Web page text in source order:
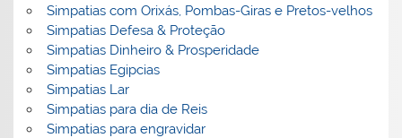
Simpatias com Orixás, Pombas-Giras e Pretos-velhos
Simpatias Defesa & Proteção
Simpatias Dinheiro & Prosperidade
Simpatias Egipcias
Simpatias Lar
Simpatias para dia de Reis
Simpatias para engravidar